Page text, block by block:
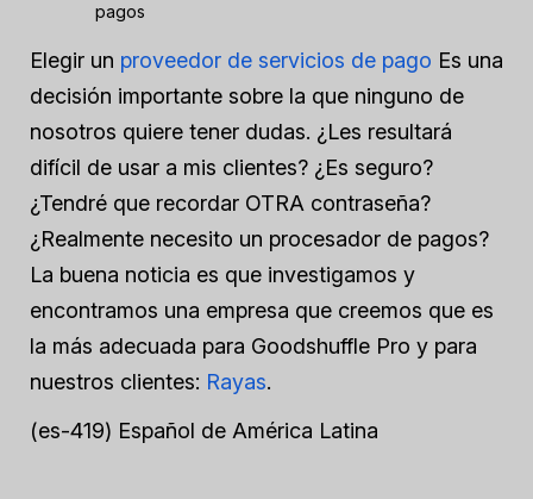
pagos
Elegir un proveedor de servicios de pago Es una
decisión importante sobre la que ninguno de
nosotros quiere tener dudas. ¿Les resultará
difícil de usar a mis clientes? ¿Es seguro?
¿Tendré que recordar OTRA contraseña?
¿Realmente necesito un procesador de pagos?
La buena noticia es que investigamos y
encontramos una empresa que creemos que es
la más adecuada para Goodshuffle Pro y para
nuestros clientes: Rayas.
(es-419) Español de América Latina